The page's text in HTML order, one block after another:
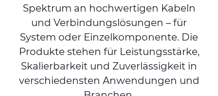
Spektrum an hochwertigen Kabeln
und Verbindungslösungen – für
System oder Einzelkomponente. Die
Produkte stehen für Leistungsstärke,
Skalierbarkeit und Zuverlässigkeit in
verschiedensten Anwendungen und